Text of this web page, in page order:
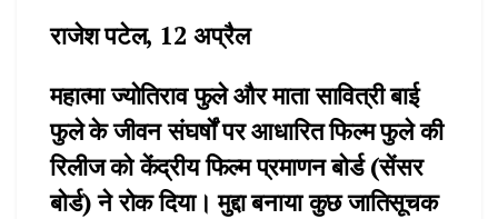
राजेश पटेल, 12 अप्रैल
महात्मा ज्योतिराव फुले और माता सावित्री बाई
फुले के जीवन संघर्षों पर आधारित फिल्म फुले की
रिलीज को केंद्रीय फिल्म प्रमाणन बोर्ड (सेंसर
बोर्ड) ने रोक दिया। मुद्दा बनाया कुछ जातिसूचक